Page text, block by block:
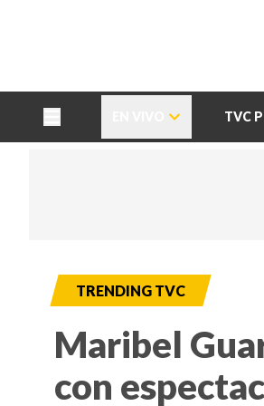
TVC
TRENDING TVC
Maribel
con